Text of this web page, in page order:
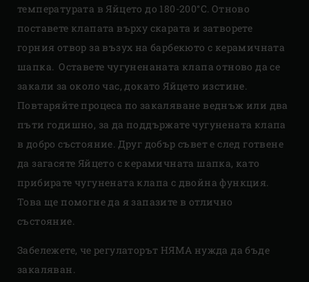
температурата в Яйцето до 180-200°C. Отново
поставете клапата върху скарата и затворете
горния отвор за възух на барбекюто с керамичната
шапка. Оставете чугуненаната клапа отново да се
закали за около час, докато Яйцето изстине.
Повтаряйте процеса по закаляване веднъж или два
пъти годишно, за да поддържате чугунената клапа
в добро състояние. Друг добър съвет е след готвене
да загасяте Яйцето с керамичната шапка, като
прибирате чугунената клапа с двойна функция.
Това ще помогне да я запазите в отлично
състояние.
Забележете, че регулаторът НЯМА нужда да бъде
закаляван.